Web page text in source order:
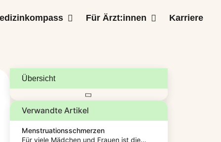
Für Ärzt:innen Karriere
Übersicht
Verwandte Artikel
Menstruationsschmerzen
Für viele Mädchen und Frauen ist die